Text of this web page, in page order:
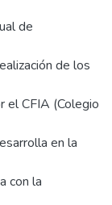
de
de los
el CFIA (Colegio
en la
con la